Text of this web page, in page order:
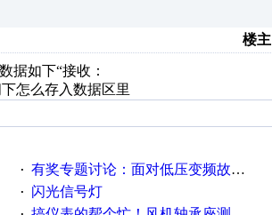
楼主
据如下“接收：
怎么存入数据区里
· 有奖专题讨论：面对低压变频故障，老手是这样解决的！
· 闪光信号灯